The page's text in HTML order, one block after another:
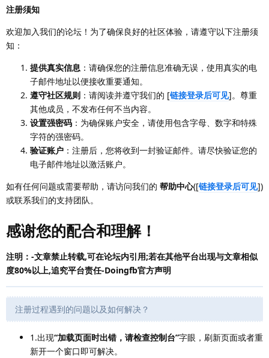
注册须知
欢迎加入我们的论坛！为了确保良好的社区体验，请遵守以下注册须
知：
提供真实信息 ：请确保您的注册信息准确无误，使用真实的电
子邮件地址以便接收重要通知。
遵守社区规则 ：请阅读并遵守我们的 [链接登录后可见]。尊重
其他成员，不发布任何不当内容。
设置强密码 ：为确保账户安全，请使用包含字母、数字和特殊
字符的强密码。
验证账户 ：注册后，您将收到一封验证邮件。请尽快验证您的
电子邮件地址以激活账户。
如有任何问题或需要帮助，请访问我们的 帮助中心([链接登录后可见])
或联系我们的支持团队。
感谢您的配合和理解！
注明：-文章禁止转载,可在论坛内引用;若在其他平台出现与文章相似
度80%以上,追究平台责任-Doingfb官方声明
注册过程遇到的问题以及如何解决？
1.出现“加载页面时出错，请检查控制台”字眼，刷新页面或者重
新开一个窗口即可解决。